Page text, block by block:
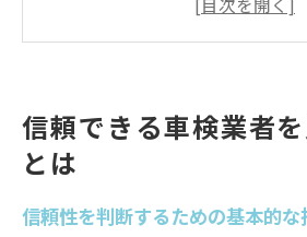
初めて車検を受ける際の
口コミで探る優良車検業者の選
口コミサイトの利用法と
信頼できる車検業者
とは
信頼性を判断するための基本的な